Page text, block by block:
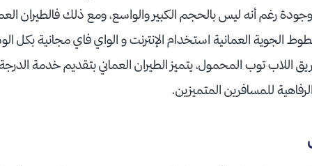
وجودة رغم أنه ليس بالحجم الكبير والواسع، ومع ذلك فالطيران
الجوية العمانية استخدام الإنترنت و الواي فاي مجانية بكل
اللاب توب المحمول، يتميز الطيران العماني بتقديم خدمة
للمسافرين المتميزين.